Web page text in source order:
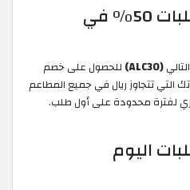
ما هو كود خصم طلبات 50% في
(ALC30)
للحصول على خصم
تتجاوز ريال في جميع المطاعم
لفترة محدودة على أول طلب.
اليوم